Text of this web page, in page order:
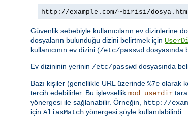
http://example.com/~birisi/
Güvenlik sebebiyle kullanıcıların ev dizinlerine
dosyaların bulunduğu dizini belirtmek için
kullanıcının ev dizini (/etc/passwd dosyasında
Ev dizininin yerinin /etc/passwd dosyasında
Bazı kişiler (genellikle URL üzerinde %7e olarak
tercih edebilirler. Bu işlevsellik mod_userdir
yönergesi ile sağlanabilir. Örneğin,
http://
için AliasMatch yönergesi şöyle kullanılabilirdi: